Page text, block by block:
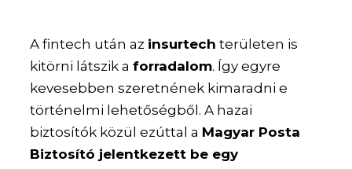
A fintech után az insurtech területen is
kitörni látszik aforradalom. Így egyre
kevesebben szeretnének kimaradni e
történelmi lehetőségből. A hazai
biztosítók közül ezúttal a Magyar Posta
Biztosító jelentkezett be egy